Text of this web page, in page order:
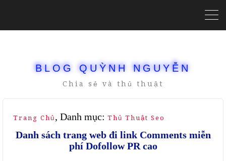
BLOG QUỲNH NGUYỄN
Chia sẻ và thủ thuật
Trang Chủ , Danh mục: Thủ Thuật Seo
Danh sách trang web đi link Comments miễn
phí Dofollow PR cao